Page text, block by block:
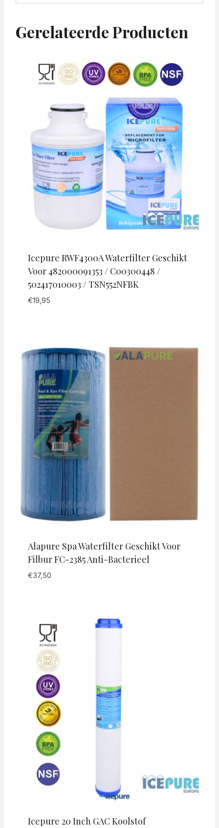
Gerelateerde Producten
Icepure RWF4300A Waterfilter Geschikt
Voor 482000091353 / C00300448 /
502417010003 / TSN552NFBK
€19,95
Alapure Spa Waterfilter Geschikt Voor
Filbur FC-2385 Anti-Bacterieel
€37,50
Icepure 20 Inch GAC Koolstof